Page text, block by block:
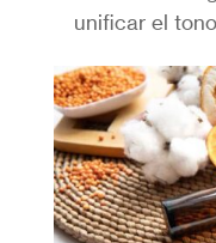
unificar el